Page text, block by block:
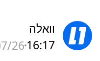
וואלה
16:17
26